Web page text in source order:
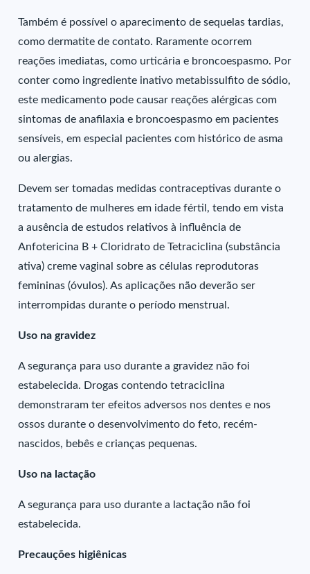
Também é possível o aparecimento de sequelas tardias,
como dermatite de contato. Raramente ocorrem
reações imediatas, como urticária e broncoespasmo. Por
conter como ingrediente inativo metabissulfito de sódio,
este medicamento pode causar reações alérgicas com
sintomas de anafilaxia e broncoespasmo em pacientes
sensíveis, em especial pacientes com histórico de asma
ou alergias.
Devem ser tomadas medidas contraceptivas durante o
tratamento de mulheres em idade fértil, tendo em vista
a ausência de estudos relativos à influência de
Anfotericina B + Cloridrato de Tetraciclina (substância
ativa) creme vaginal sobre as células reprodutoras
femininas (óvulos). As aplicações não deverão ser
interrompidas durante o período menstrual.
Uso na gravidez
A segurança para uso durante a gravidez não foi
estabelecida. Drogas contendo tetraciclina
demonstraram ter efeitos adversos nos dentes e nos
ossos durante o desenvolvimento do feto, recém-
nascidos, bebês e crianças pequenas.
Uso na lactação
A segurança para uso durante a lactação não foi
estabelecida.
Precauções higiênicas